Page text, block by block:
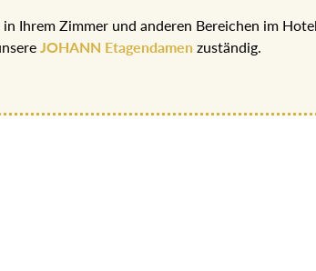
in Ihrem Zimmer und anderen Bereichen im
JOHANN Etagendamen zuständig.